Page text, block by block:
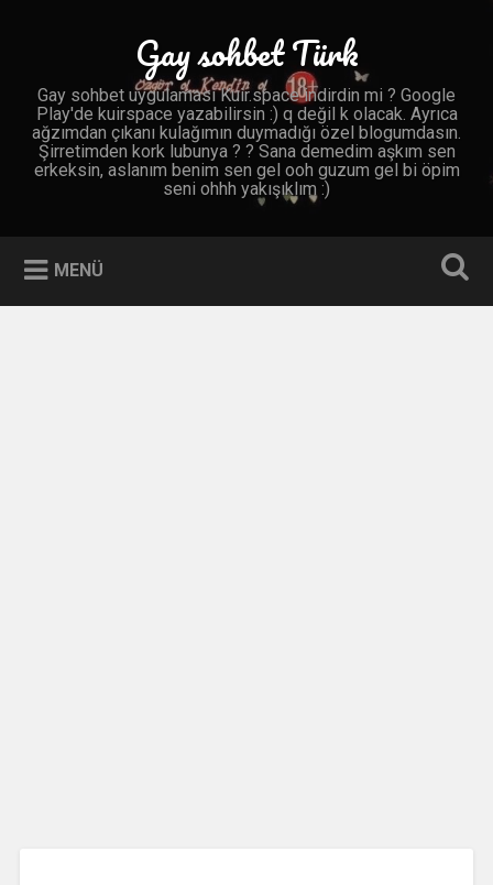
Gay sohbet Türk
Gay sohbet uygulaması Kuir.space indirdin mi ? Google
Play'de kuirspace yazabilirsin :) q değil k olacak. Ayrıca
ağzımdan çıkanı kulağımın duymadığı özel blogumdasın.
Şirretimden kork lubunya ? ? Sana demedim aşkım sen
erkeksin, aslanım benim sen gel ooh guzum gel bi öpim
seni ohhh yakışıklım :)
MENÜ